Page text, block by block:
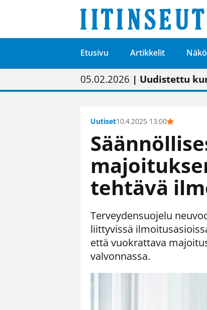
Etusivu Artikkelit
01.02.2026 | Painon
05.02.2026 | Uudistettu
23.04.2026 | “Olemme
09.05.2026| "Maalla on
Uutiset10.4.2025 13:00
tehtävä
Terveydensuojelu
liittyvissä
että vuokrattava
valvonnassa.